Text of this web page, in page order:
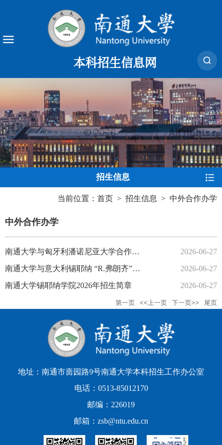
本科招生信息网
招生信息
当前位置： 首页 > 招生信息 > 中外合作办学
中外合作办学
南通大学与匈牙利潘诺尼亚大学合作举办计算机科学与技术专业本科教育项目2026年招生简章
2026-06-27
南通大学与意大利锡耶纳 “R.弗朗齐”音乐学院合作举办音乐表演本科教育项目2026年招生简章
2026-06-27
南通大学锡耶纳学院2026年招生简章
2026-06-27
第一页 <<上一页 下一页>> 尾页
地址：南通市啬园路9号南通大学本科招生工作办公室
电话：0513-85012170
邮编：226019
邮箱：zsb@ntu.edu.cn